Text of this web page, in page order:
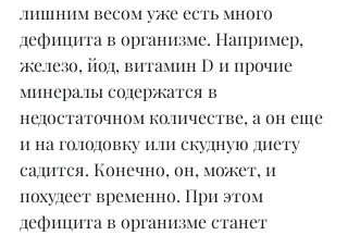
лишним весом уже есть много
дефицита в организме. Например,
железо, йод, витамин D и прочие
минералы содержатся в
недостаточном количестве, а он еще
и на голодовку или скудную диету
садится. Конечно, он, может, и
похудеет временно. При этом
дефицита в организме станет